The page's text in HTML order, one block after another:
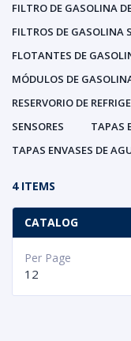
FILTRO DE GASOLINA
FILTROS DE GASOLINA
FLOTANTES DE
MÓDULOS DE
RESERVORIO DE
SENSORES
TAPAS
TAPAS ENVASES DE
4 ITEMS
CATALOG
Per Page
12